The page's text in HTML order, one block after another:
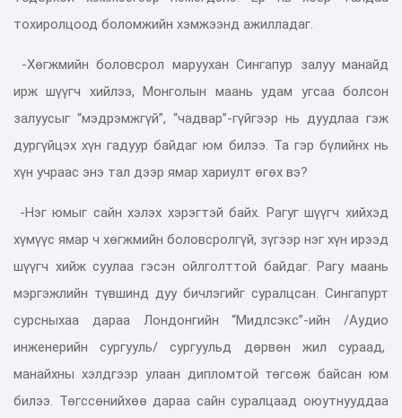
тохиролцоод боломжийн хэмжээнд ажилладаг.
-Хөгжмийн боловсрол маруухан Сингапур залуу манайд
ирж шүүгч хийлээ, Монголын маань удам угсаа болсон
залуусыг “мэдрэмжгүй”, “чадвар”-гүйгээр нь дуудлаа гэж
дургүйцэх хүн гадуур байдаг юм билээ. Та гэр бүлийнх нь
хүн учраас энэ тал дээр ямар хариулт өгөх вэ?
-Нэг юмыг сайн хэлэх хэрэгтэй байх. Рагуг шүүгч хийхэд
хүмүүс ямар ч хөгжмийн боловсролгүй, зүгээр нэг хүн ирээд
шүүгч хийж суулаа гэсэн ойлголттой байдаг. Рагу маань
мэргэжлийн түвшинд дуу бичлэгийг суралцсан. Сингапурт
сурсныхаа дараа Лондонгийн “Мидлсэкс”-ийн /Аудио
инженерийн сургууль/ сургуульд дөрвөн жил сураад,
манайхны хэлдгээр улаан дипломтой төгсөж байсан юм
билээ. Төгссөнийхөө дараа сайн суралцаад оюутнууддаа